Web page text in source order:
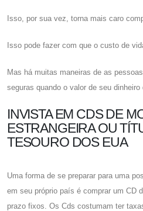
Isso, por sua vez, torna mais caro
Isso pode fazer com que o custo de
Mas há muitas maneiras de as
seguras quando o valor de seu dinheiro
INVISTA EM CDS DE
ESTRANGEIRA OU
TESOURO DOS EUA
Uma forma de se preparar para uma
em seu próprio país é comprar um CD
prazo fixos. Os Cds costumam ter